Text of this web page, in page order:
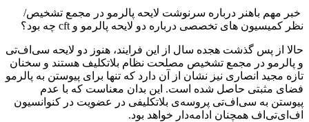
خبر مهم باهنر درباره سرنوشت لایحه پالرمو در مجمع تشخیص/
نظر کمیسیون های تخصصی درباره دو لایحه پالرمو و cft چه بود؟
حالا از پس گذشت هجده سال از این فرایند، هنوز دو لایحه سی‌اف‌تی
و پالرمو در مجمع تشخیص مصلحت نظام بلاتکلیف هستند و سخنان
تازه مجید انصاری نیز نشان از آن دارد که تنها برای پیوستن به پالرمو
فضای مثبتی حاصل شده است. این بدان معناست که با عدم
پیوستن به سی‌اف‌تی‌ پروسه‌ی بلاتکلیفی در عضویت در کنوانسیون
اف‌ای‌تی‌اف همچنان ادامه‌دار خواهد بود.